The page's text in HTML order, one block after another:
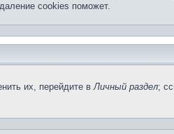
cookies поможет.
их, перейдите вЛичный раздел;